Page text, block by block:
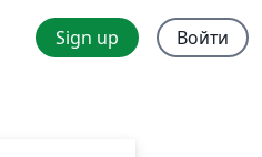
Sign up Войти